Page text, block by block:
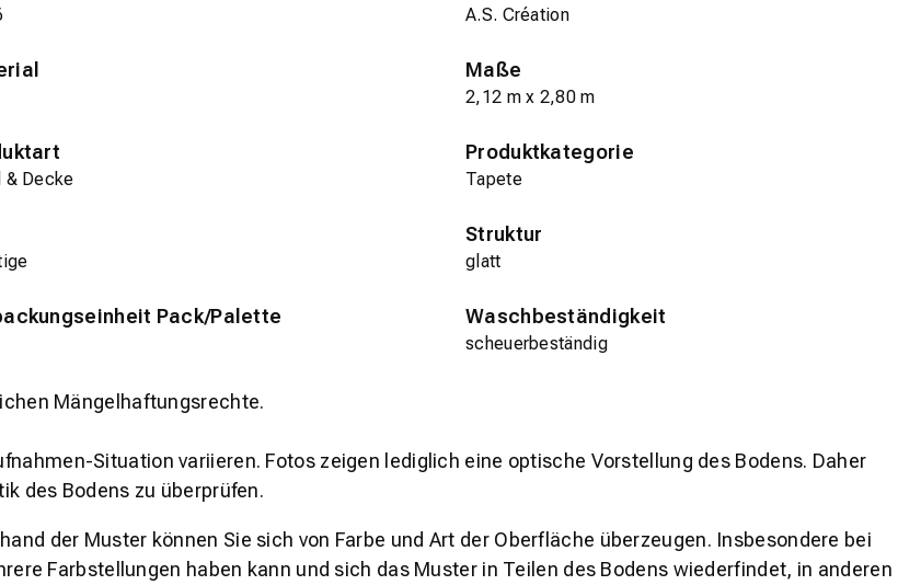
A.S. Création
Maße
2,12 m x 2,80 m
& Decke
Produktkategorie
Tapete
Struktur
glatt
Pack/Palette Waschbeständigkeit
scheuerbeständig
Mängelhaftungsrechte.
Situation variieren. Fotos zeigen lediglich eine optische Vorstellung des Bodens. Daher
des Bodens zu überprüfen.
der Muster können Sie sich von Farbe und Art der Oberfläche überzeugen. Insbesondere bei
Farbstellungen haben kann und sich das Muster in Teilen des Bodens wiederfindet, in anderen